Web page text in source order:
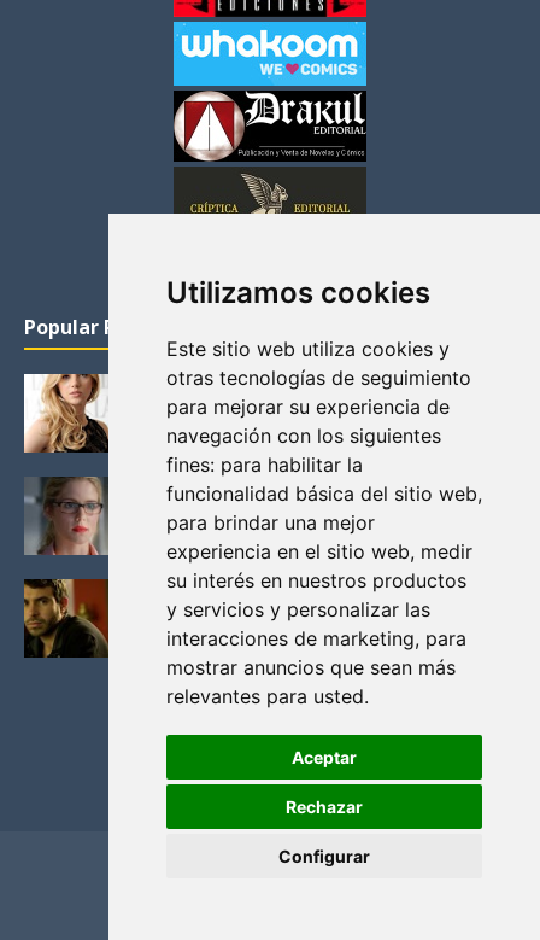
Utilizamos cookies
Este sitio web utiliza cookies y
otras tecnologías de seguimiento
para mejorar su experiencia de
navegación con los siguientes
fines: para habilitar la
funcionalidad básica del sitio web,
para brindar una mejor
experiencia en el sitio web, medir
su interés en nuestros productos
y servicios y personalizar las
interacciones de marketing, para
mostrar anuncios que sean más
relevantes para usted.
Aceptar
Rechazar
Configurar
Popular Posts
KATHERYN WINNICK: LA ACTRIZ MAS GUAPA DE
VIKINGOS
Junio 14, 2013
FELICITY (EMILY BETT RICKARDS), LAS FOTOS
MAS BONITAS DE LA ALIADA DE ARROW
Noviembre 30, 2013
BLACK MIRROR: TODA TU HISTORIA. EPISODIO 3.
LA CRITICA
Mayo 17, 2012
Privacidad y cookies
Contacto